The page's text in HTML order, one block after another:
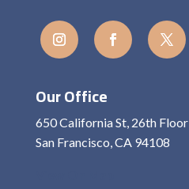
Our Office
650 California St, 26th Floor
San Francisco, CA 94108